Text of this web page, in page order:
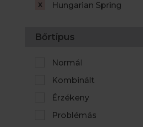
Hungarian Spring
Bőrtípus
Normál
Kombinált
Érzékeny
Problémás